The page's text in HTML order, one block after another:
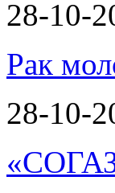
28-10-
Рак
28-10-